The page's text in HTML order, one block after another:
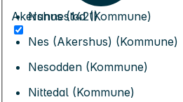
Nannestad (Kommune)
Nes (Akershus) (Kommune)
Nesodden (Kommune)
Nittedal (Kommune)
Akershus (1421)